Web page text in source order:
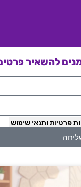
להשאיר
פרטיות ותנאי שימוש